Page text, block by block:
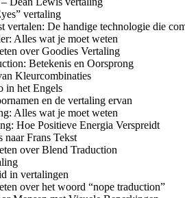
vertaling
vertalen: De handige technologie die
Alles wat je moet weten
over Goodies Vertaling
Betekenis en Oorsprong
Kleurcombinaties
in het Engels
en de vertaling ervan
Alles wat je moet weten
Hoe Positieve Energia Verspreidt
naar Frans Tekst
over Blend Traduction
in vertalingen
over het woord “nope traduction”